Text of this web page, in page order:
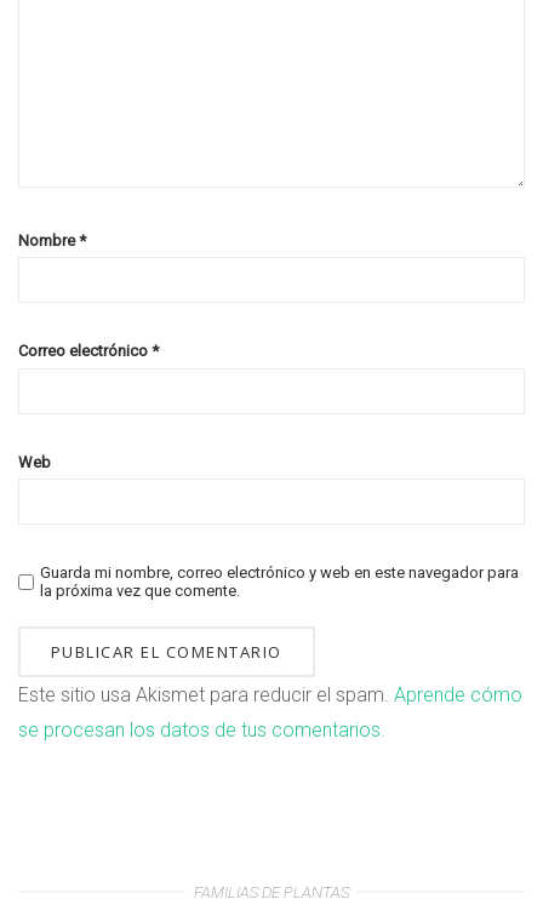
Nombre*
Correo electrónico *
Web
Guarda mi nombre, correo electrónico y web en este navegador para
la próxima vez que comente.
Este sitio usa Akismet para reducir el spam. Aprende cómo
se procesan los datos de tus comentarios.
FAMILIAS DE PLANTAS